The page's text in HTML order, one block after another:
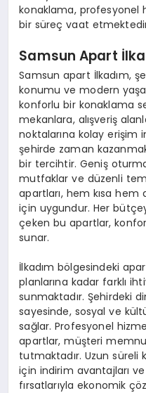
konaklama, profesyonel
bir süreç vaat
Samsun Apart
Samsun apart İlkadım,
konumu ve modern
konforlu bir konaklama
mekanlara, alışveriş
noktalarına kolay erişim
şehirde zaman
bir tercihtir. Geniş oturma
mutfaklar ve düzenli
apartları, hem kısa
için uygundur. Her
çeken bu apartlar,
sunar.
İlkadım bölgesindeki
planlarına kadar farklı
sunmaktadır. Şehirdeki
sayesinde, sosyal ve
sağlar. Profesyonel
apartlar, müşteri
tutmaktadır. Uzun
için indirim avantajları
fırsatlarıyla ekonomik